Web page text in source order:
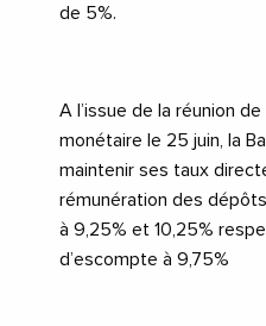
de 5%.
A l’issue de la réunion
monétaire le 25 juin, la
maintenir ses taux
rémunération des
à 9,25% et 10,25%
d’escompte à 9,75%